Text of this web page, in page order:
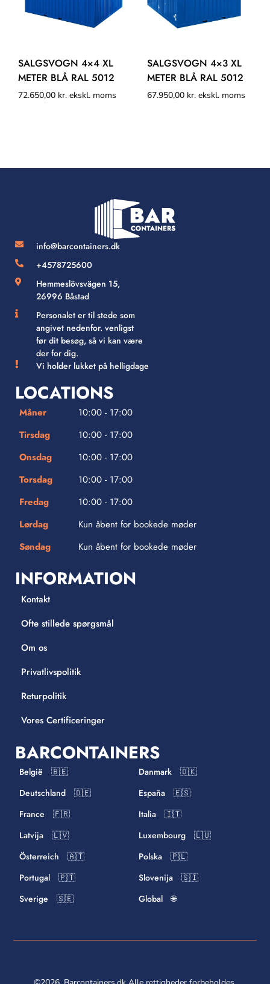
SALGSVOGN 4×4 XL
METER BLÅ RAL 5012
72.650,00 kr. ekskl. moms
SALGSVOGN 4×3 XL
METER BLÅ RAL 5012
67.950,00 kr. ekskl. moms
info@barcontainers.dk
+4578725600
Hemmeslövsvägen 15,
26996 Båstad
Personalet er til stede som
angivet nedenfor. venligst
før dit besøg, så vi kan være
der for dig.
Vi holder lukket på helligdage
LOCATIONS
Måner
10:00 - 17:00
Tirsdag
10:00 - 17:00
Onsdag
10:00 - 17:00
Torsdag
10:00 - 17:00
Fredag
10:00 - 17:00
Lørdag
Kun åbent for bookede møder
Søndag
Kun åbent for bookede møder
INFORMATION
Kontakt
Ofte stillede spørgsmål
Om os
Privatlivspolitik
Returpolitik
Vores Certificeringer
BARCONTAINERS
België 🇧🇪
Danmark 🇩🇰
Deutschland 🇩🇪
España 🇪🇸
France 🇫🇷
Italia 🇮🇹
Latvija 🇱🇻
Luxembourg 🇱🇺
Österreich 🇦🇹
Polska 🇵🇱
Portugal 🇵🇹
Slovenija 🇸🇮
Sverige 🇸🇪
Global 🌐